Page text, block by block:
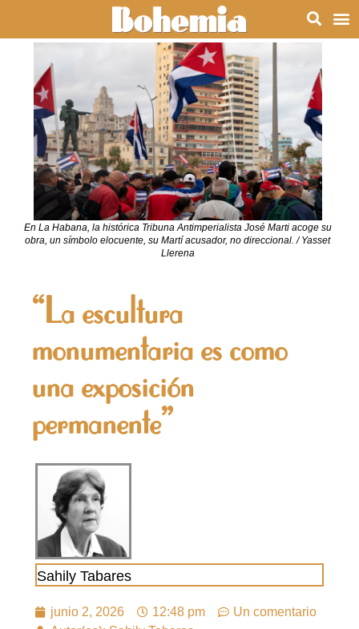
En La Habana, la histórica Tribuna Antimperialista José Marti acoge su
obra, un símbolo elocuente, su Martí acusador, no direccional. / Yasset
Llerena
“La escultura
monumentaria es como
una exposición
permanente”
Sahily Tabares
junio 2, 2026 12:48 pm
Un comentario